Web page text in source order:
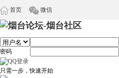
首页 微信
密码
只需一步，快速开始